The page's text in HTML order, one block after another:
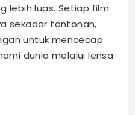
lebih luas. Setiap film
sekadar tontonan,
untuk mencecap
dunia melalui lensa